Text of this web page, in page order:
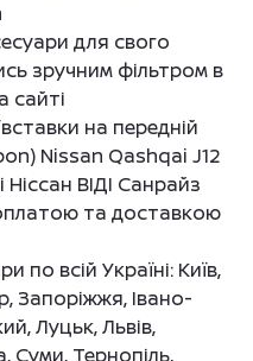
для свого
зручним фільтром в
сайті
на передній
Nissan Qashqai J12
ВІДІ Санрайз
та доставкою
по всій Україні: Київ,
Запоріжжя, Івано-
Луцьк, Львів,
Суми, Тернопіль,